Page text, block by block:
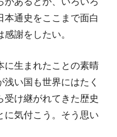
本通史をここまで面白
謝をしたい。
に生まれたことの素晴
い国も世界にはたく
受け継がれてきた歴史
に気付こう。そう思い